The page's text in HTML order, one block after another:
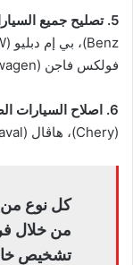
5. تصليح جميع السيارات الألمانية:
فولكس فاجن (Volkswagen).
6. اصلاح السيارات الصينية:
(Chery)، هاڤال (Haval)، شانجان (Changan).
كل نوع من
من خلال
تشخيص